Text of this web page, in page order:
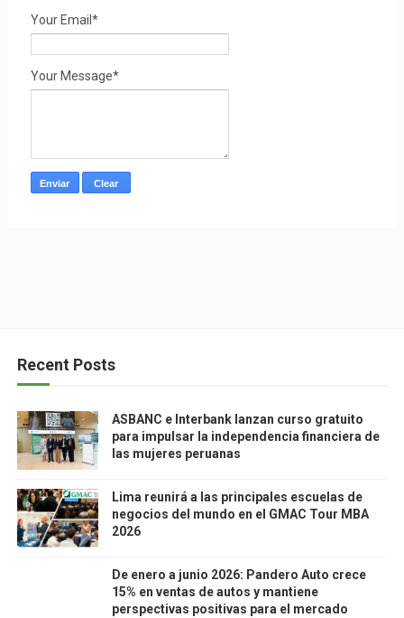
Your Email*
Your Message*
Recent Posts
ASBANC e Interbank lanzan curso gratuito
para impulsar la independencia financiera de
las mujeres peruanas
Lima reunirá a las principales escuelas de
negocios del mundo en el GMAC Tour MBA
2026
De enero a junio 2026: Pandero Auto crece
15% en ventas de autos y mantiene
perspectivas positivas para el mercado